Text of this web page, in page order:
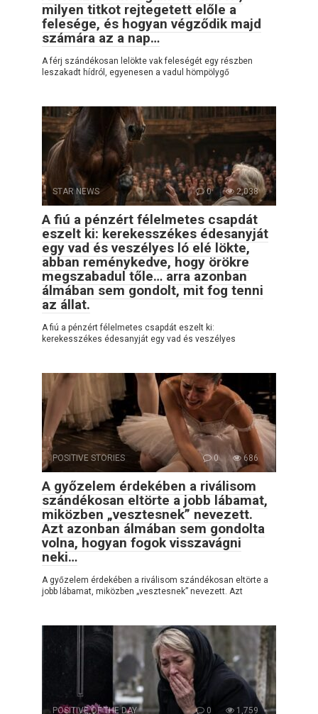
milyen titkot rejtegetett előle a
felesége, és hogyan végződik majd
számára az a nap…
A férj szándékosan lelökte vak feleségét egy részben
leszakadt hídról, egyenesen a vadul hömpölygő
STAR NEWS 0 2,038
A fiú a pénzért félelmetes csapdát
eszelt ki: kerekesszékes édesanyját
egy vad és veszélyes ló elé lökte,
abban reménykedve, hogy örökre
megszabadul tőle… arra azonban
álmában sem gondolt, mit fog tenni
az állat.
A fiú a pénzért félelmetes csapdát eszelt ki:
kerekesszékes édesanyját egy vad és veszélyes
POSITIVE STORIES 0 686
A győzelem érdekében a riválisom
szándékosan eltörte a jobb lábamat,
miközben „vesztesnek” nevezett.
Azt azonban álmában sem gondolta
volna, hogyan fogok visszavágni
neki…
A győzelem érdekében a riválisom szándékosan eltörte a
jobb lábamat, miközben „vesztesnek” nevezett. Azt
POSITIVE OF THE DAY 0 1,759